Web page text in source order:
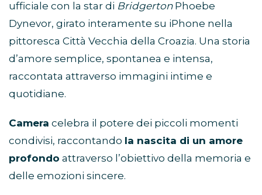
ufficiale con la star di BridgertonPhoebe
Dynevor, girato interamente su iPhone nella
pittoresca Città Vecchia della Croazia. Una storia
d’amore semplice, spontanea e intensa,
raccontata attraverso immagini intime e
quotidiane.
Camera celebra il potere dei piccoli momenti
condivisi, raccontando la nascita di un amore
profondo attraverso l’obiettivo della memoria e
delle emozioni sincere.